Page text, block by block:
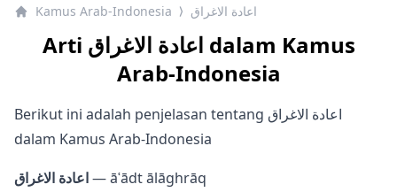
Kamus Arab-Indonesia ⟩ اعادة الاغراق
Arti اعادة الاغراق dalam Kamus
Arab-Indonesia
Berikut ini adalah penjelasan tentang اعادة الاغراق
dalam Kamus Arab-Indonesia
اعادة الاغراق— āʿādt ālāghrāq